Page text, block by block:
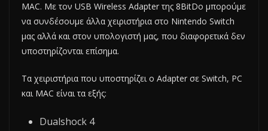
MAC. Με τον USB Wireless Adapter της 8BitDo μπορούμε
να συνδέσουμε άλλα χειριστήρια στο Nintendo Switch
μας αλλά και στον υπολογιστή μας, που διαφορετικά δεν
υποστηρίζονται επίσημα.
Τα χειριστήρια που υποστηρίζει ο Adapter σε Switch, PC
και MAC είναι τα εξής:
Dualshock 4